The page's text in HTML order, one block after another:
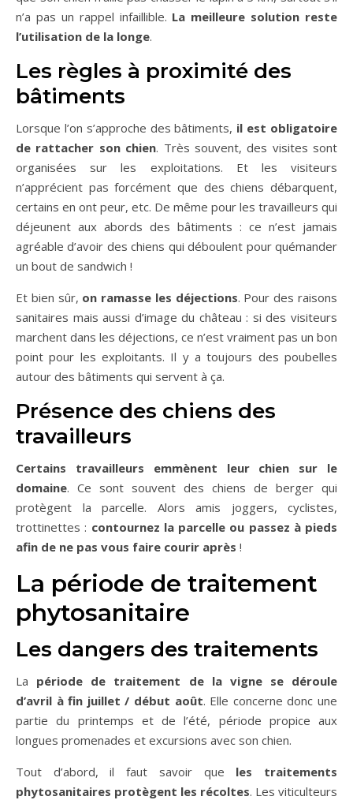
n’a pas un rappel infaillible. La meilleure solution reste
l’utilisation de la longe.
Les règles à proximité des
bâtiments
Lorsque l’on s’approche des bâtiments, il est obligatoire
de rattacher son chien. Très souvent, des visites sont
organisées sur les exploitations. Et les visiteurs
n’apprécient pas forcément que des chiens débarquent,
certains en ont peur, etc. De même pour les travailleurs qui
déjeunent aux abords des bâtiments : ce n’est jamais
agréable d’avoir des chiens qui déboulent pour quémander
un bout de sandwich !
Et bien sûr, on ramasse les déjections. Pour des raisons
sanitaires mais aussi d’image du château : si des visiteurs
marchent dans les déjections, ce n’est vraiment pas un bon
point pour les exploitants. Il y a toujours des poubelles
autour des bâtiments qui servent à ça.
Présence des chiens des
travailleurs
Certains travailleurs emmènent leur chien sur le
domaine. Ce sont souvent des chiens de berger qui
protègent la parcelle. Alors amis joggers, cyclistes,
trottinettes : contournez la parcelle ou passez à pieds
afin de ne pas vous faire courir après !
La période de traitement
phytosanitaire
Les dangers des traitements
La période de traitement de la vigne se déroule
d’avril à fin juillet / début août. Elle concerne donc une
partie du printemps et de l’été, période propice aux
longues promenades et excursions avec son chien.
Tout d’abord, il faut savoir que les traitements
phytosanitaires protègent les récoltes. Les viticulteurs